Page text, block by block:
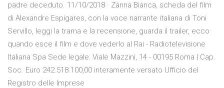
padre deceduto. 11/10/2018 · Zanna Bianca, scheda del film
di Alexandre Espigares, con la voce narrante italiana di Toni
Servillo, leggi la trama e la recensione, guarda il trailer, ecco
quando esce il film e dove vederlo al Rai - Radiotelevisione
Italiana Spa Sede legale: Viale Mazzini, 14 - 00195 Roma | Cap.
Soc. Euro 242.518.100,00 interamente versato Ufficio del
Registro delle Imprese